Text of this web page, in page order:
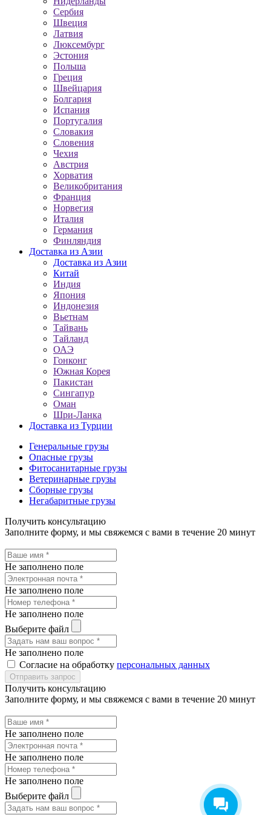
Сербия
Швеция
Латвия
Люксембург
Эстония
Польша
Греция
Швейцария
Болгария
Испания
Португалия
Словакия
Словения
Чехия
Австрия
Хорватия
Великобритания
Франция
Норвегия
Италия
Германия
Финляндия
Доставка из Азии
Доставка из Азии
Китай
Индия
Япония
Индонезия
Вьетнам
Тайвань
Тайланд
ОАЭ
Гонконг
Южная Корея
Пакистан
Сингапур
Оман
Шри-Ланка
Доставка из Турции
Генеральные грузы
Опасные грузы
Фитосанитарные грузы
Ветеринарные грузы
Сборные грузы
Негабаритные грузы
Получить консультацию
Заполните форму, и мы свяжемся с вами в течение 20 минут
Не заполнено поле
Не заполнено поле
Не заполнено поле
Выберите файл
Не заполнено поле
Согласие на обработку персональных данных
Получить консультацию
Заполните форму, и мы свяжемся с вами в течение 20 минут
Не заполнено поле
Не заполнено поле
Не заполнено поле
Выберите файл